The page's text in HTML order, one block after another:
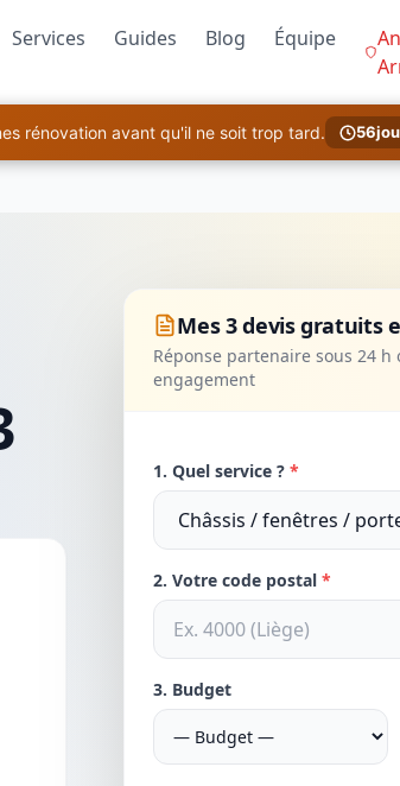
Services Guides Blog Équipe
rénovation avant qu'il ne soit trop tard. 56
Mes 3 devis gratuits
Réponse partenaire sous 24 h
engagement
1. Quel service ?*
2. Votre code postal*
3. Budget